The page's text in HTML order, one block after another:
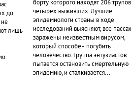
до
лишь
борту которого находят 206
четырёх выживших. Лучшие
эпидемиологи страны в ходе
исследований выясняют, все
заражены неизвестным вирусом,
который способен погубить
человечество. Группа энтузиастов
пытается остановить смертельную
эпидемию, и сталкивается...